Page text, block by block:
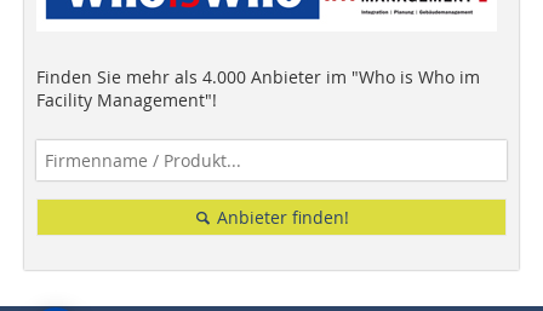
Finden Sie mehr als 4.000 Anbieter im "Who is Who im
Facility Management"!
Anbieter finden!